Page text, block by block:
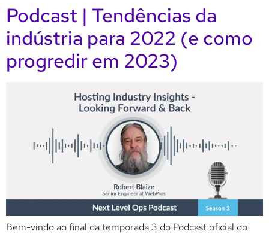
Podcast | Tendências da
indústria para 2022 (e como
progredir em 2023)
Bem-vindo ao final da temporada 3 do Podcast oficial do